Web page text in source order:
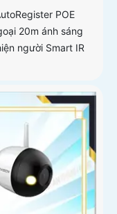
POE
20m ánh sáng
người Smart IR